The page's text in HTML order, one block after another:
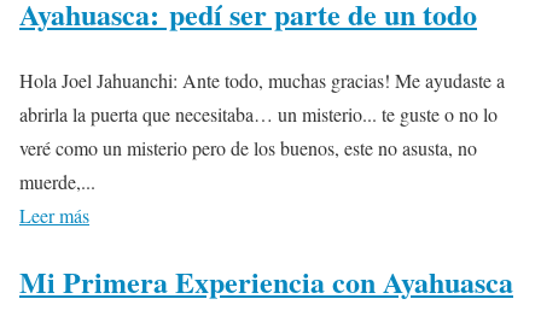
Ayahuasca: pedí ser parte de un todo
Hola Joel Jahuanchi: Ante todo, muchas gracias! Me ayudaste a
abrirla la puerta que necesitaba… un misterio... te guste o no lo
veré como un misterio pero de los buenos, este no asusta, no
muerde,...
Leer más
Mi Primera Experiencia con Ayahuasca